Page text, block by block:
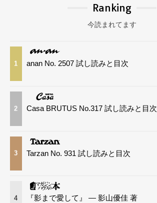
Ranking
今読まれてます
1 anan No. 2507 試し読みと目次
2 Casa BRUTUS No.317 試し読みと目次
3 Tarzan No. 931 試し読みと目次
4 『影まで愛して』 — 影山優佳 著